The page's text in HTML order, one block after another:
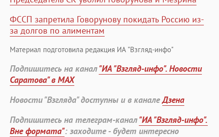
ФССП запретила Говорунову покидать Россию из-
за долгов по алиментам
Материал подготовила редакция ИА "Взгляд-инфо"
Подпишитесь на канал"ИА "Взгляд-инфо". Новости
Саратова" в MAX
Новости "Взгляда" доступны и в каналеДзена
Подпишитесь на телеграм-канал"ИА "Взгляд-инфо".
Вне формата": заходите - будет интересно